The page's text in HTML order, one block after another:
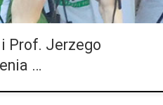
Prof. Jerzego
…